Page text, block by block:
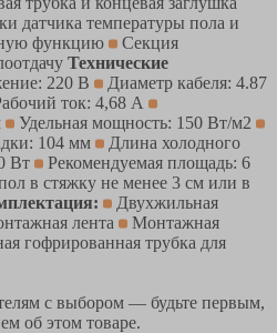
датчика температуры пола и
функцию
Секция
Технические
220 В
Диаметр кабеля: 4.87
ток: 4,68 А
Удельная мощность: 150 Вт/м2
104 мм
Длина холодного
Вт
Рекомендуемая площадь: 6
в стяжку не менее 3 см или в
Двухжильная
лента
Монтажная
гофрированная трубка для
с выбором — будьте первым,
об этом товаре.